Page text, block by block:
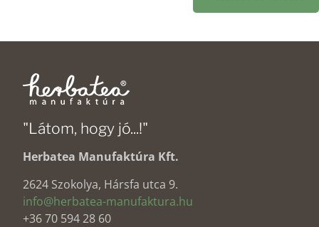
"Látom, hogy jó...!"
Herbatea Manufaktúra Kft.
2624 Szokolya, Hársfa utca 9.
info@herbatea-manufaktura.hu
+36 70 594 28 60